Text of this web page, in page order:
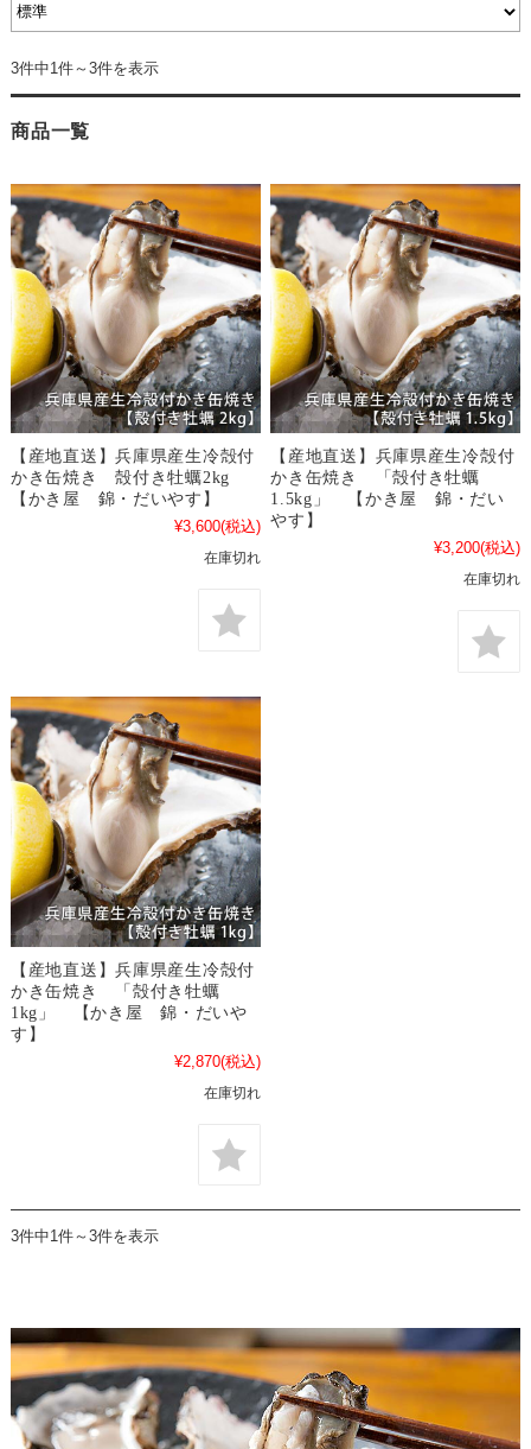
3件中1件～3件を表示
商品一覧
【産地直送】兵庫県産生冷殻付
かき缶焼き 殻付き牡蠣2kg
【かき屋 錦・だいやす】
¥3,600(税込)
在庫切れ
【産地直送】兵庫県産生冷殻付
かき缶焼き 「殻付き牡蠣
1.5kg」 【かき屋 錦・だい
やす】
¥3,200(税込)
在庫切れ
【産地直送】兵庫県産生冷殻付
かき缶焼き 「殻付き牡蠣
1kg」 【かき屋 錦・だいや
す】
¥2,870(税込)
在庫切れ
3件中1件～3件を表示